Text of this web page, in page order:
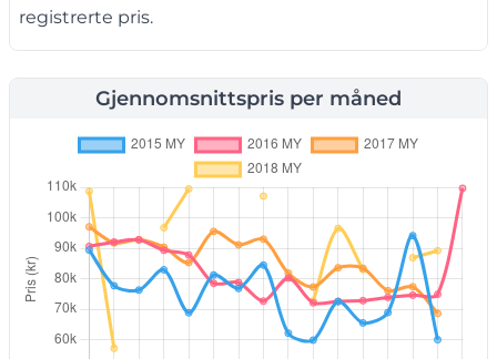
registrerte pris.
Gjennomsnittspris per måned